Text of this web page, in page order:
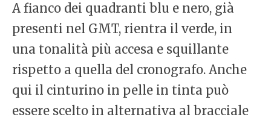
A fianco dei quadranti blu e nero, già
presenti nel GMT, rientra il verde, in
una tonalità più accesa e squillante
rispetto a quella del cronografo. Anche
qui il cinturino in pelle in tinta può
essere scelto in alternativa al bracciale